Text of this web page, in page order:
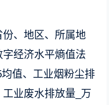
、地区、所属地
经济水平熵值法
值、工业烟粉尘排
业废水排放量_万